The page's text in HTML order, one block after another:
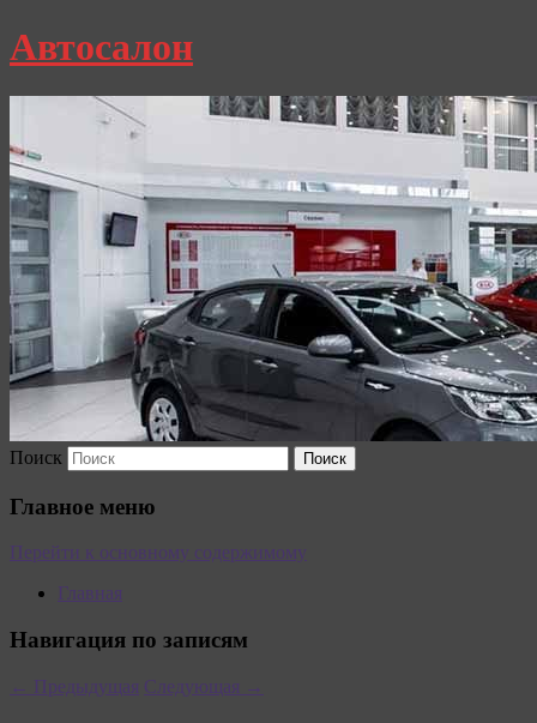
Автосалон
Поиск
Главное меню
Перейти к основному содержимому
Главная
Навигация по записям
← Предыдущая Следующая →